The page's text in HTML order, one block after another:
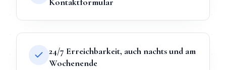
24/7 Erreichbarkeit, auch nachts und am
Wochenende